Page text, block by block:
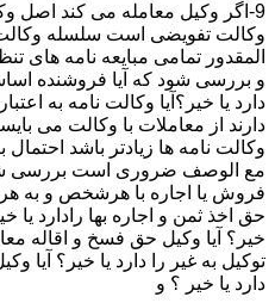
9-اگر وکیل معامله می کند اصل
وکالت تفویضی است سلسله
المقدور تمامی مبایعه نامه های
و بررسی شود که آیا فروشنده
دارد یا خیر؟آیا وکالت نامه به
دارند از معاملات با وکالت می
وکالت نامه ها زیادتر باشد
مع الوصف ضروری است بررسی
فروش یا اجاره با هرشخص و به هر
حق اخذ ثمن و اجاره بها رادارد یا
خیر؟ آیا وکیل حق فسخ و اقاله
توکیل به غیر را دارد یا خیر؟ آیا
دارد یا خیر ؟ و